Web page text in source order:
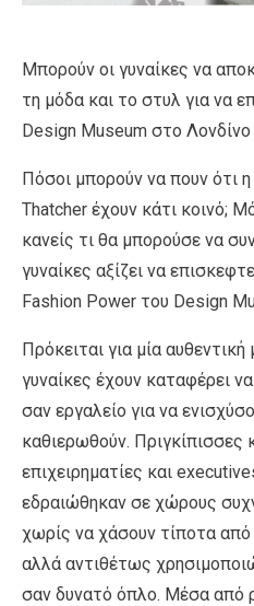
Μπορούν οι γυναίκες να
τη μόδα και το στυλ για να
Design Museum στο
Πόσοι μπορούν να πουν ότι
Thatcher έχουν κάτι κοινό;
κανείς τι θα μπορούσε να
γυναίκες αξίζει να
Fashion Power του Design
Πρόκειται για μία
γυναίκες έχουν καταφέρει
σαν εργαλείο για να
καθιερωθούν. Πριγκίπισσες
επιχειρηματίες και
εδραιώθηκαν σε χώρους
χωρίς να χάσουν τίποτα
αλλά αντιθέτως
σαν δυνατό όπλο. Μέσα από